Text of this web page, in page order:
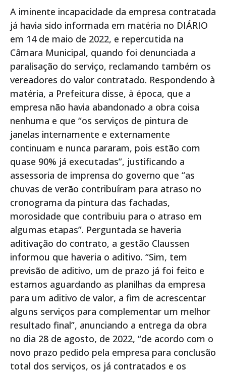
A iminente incapacidade da empresa contratada
já havia sido informada em matéria no DIÁRIO
em 14 de maio de 2022, e repercutida na
Câmara Municipal, quando foi denunciada a
paralisação do serviço, reclamando também os
vereadores do valor contratado. Respondendo à
matéria, a Prefeitura disse, à época, que a
empresa não havia abandonado a obra coisa
nenhuma e que “os serviços de pintura de
janelas internamente e externamente
continuam e nunca pararam, pois estão com
quase 90% já executadas”, justificando a
assessoria de imprensa do governo que “as
chuvas de verão contribuíram para atraso no
cronograma da pintura das fachadas,
morosidade que contribuiu para o atraso em
algumas etapas”. Perguntada se haveria
aditivação do contrato, a gestão Claussen
informou que haveria o aditivo. “Sim, tem
previsão de aditivo, um de prazo já foi feito e
estamos aguardando as planilhas da empresa
para um aditivo de valor, a fim de acrescentar
alguns serviços para complementar um melhor
resultado final”, anunciando a entrega da obra
no dia 28 de agosto, de 2022, “de acordo com o
novo prazo pedido pela empresa para conclusão
total dos serviços, os já contratados e os